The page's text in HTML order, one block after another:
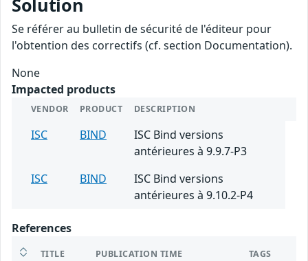
Solution
Se référer au bulletin de sécurité de l'éditeur pour
l'obtention des correctifs (cf. section Documentation).
None
Impacted products
VENDOR PRODUCT DESCRIPTION
ISC BIND
ISC Bind versions
antérieures à 9.9.7-P3
ISC
BIND
ISC Bind versions
antérieures à 9.10.2-P4
References
TITLE PUBLICATION TIME TAGS